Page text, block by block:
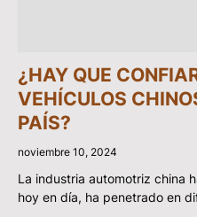
¿HAY QUE
VEHÍCULOS
PAÍS?
noviembre 10, 2024
La industria automotriz china
hoy en día, ha penetrado en